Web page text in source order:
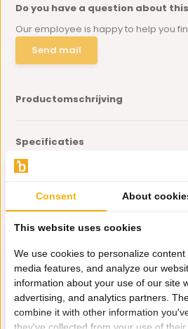
Do you have a question about
Our employee is happy to help you
Send mail
Productomschrijving
Specificaties
Delen
Eerder bekeken door jou
Organische spiegel
Consent About
This website uses cookies
We use cookies to personalize
media features, and analyze our
information about your use of our site
advertising, and analytics partners.
combine it with other information